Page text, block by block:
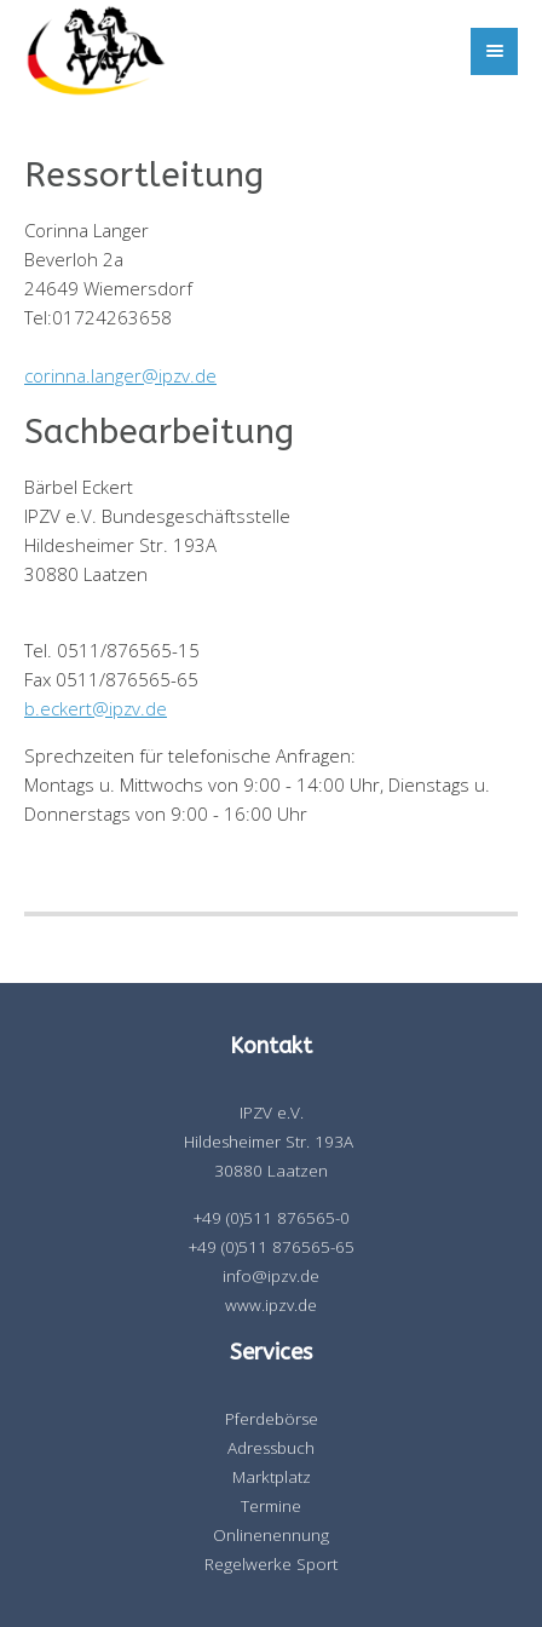
Ressortleitung
Corinna Langer
Beverloh 2a
24649 Wiemersdorf
Tel:01724263658
corinna.langer@ipzv.de
Sachbearbeitung
Bärbel Eckert
IPZV e.V. Bundesgeschäftsstelle
Hildesheimer Str. 193A
30880 Laatzen
Tel. 0511/876565-15
Fax 0511/876565-65
b.eckert@ipzv.de
Sprechzeiten für telefonische Anfragen:
Montags u. Mittwochs von 9:00 - 14:00 Uhr, Dienstags u.
Donnerstags von 9:00 - 16:00 Uhr
Kontakt
IPZV e.V.
Hildesheimer Str. 193A
30880 Laatzen
+49 (0)511 876565-0
+49 (0)511 876565-65
info@ipzv.de
www.ipzv.de
Services
Pferdebörse
Adressbuch
Marktplatz
Termine
Onlinenennung
Regelwerke Sport